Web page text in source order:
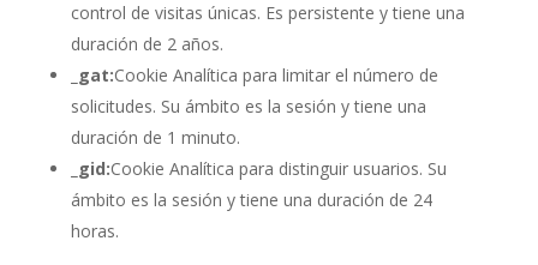
control de visitas únicas. Es persistente y tiene una
duración de 2 años.
_gat:Cookie Analítica para limitar el número de
solicitudes. Su ámbito es la sesión y tiene una
duración de 1 minuto.
_gid:Cookie Analítica para distinguir usuarios. Su
ámbito es la sesión y tiene una duración de 24
horas.